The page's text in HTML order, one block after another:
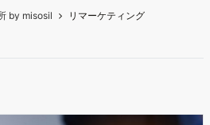
by misosil リマーケティング